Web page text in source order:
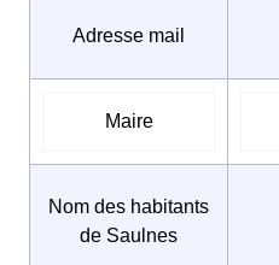
Adresse mail
Maire
Nom des habitants
de Saulnes